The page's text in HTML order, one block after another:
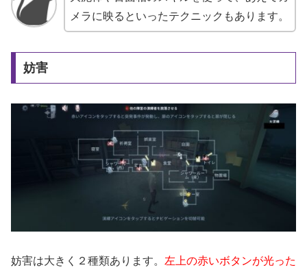
メラに映るといったテクニックもあります。
妨害
妨害は大きく２種類あります。 左上の赤いボタンが光った